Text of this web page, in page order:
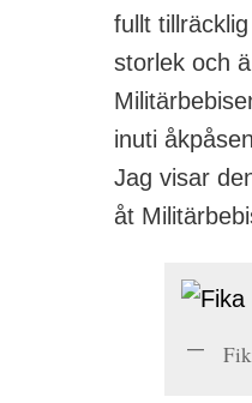
fullt
storlek och
inuti
Jag visar
åt